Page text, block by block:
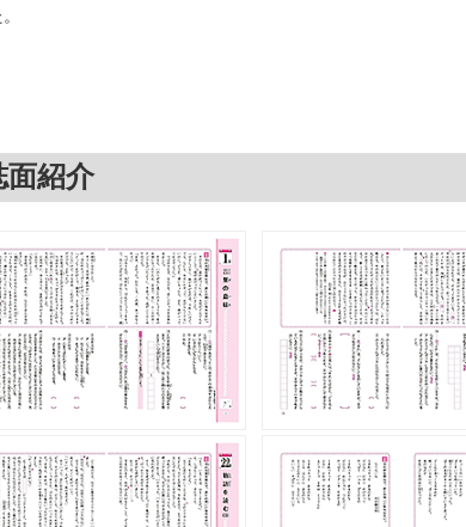
面紹介